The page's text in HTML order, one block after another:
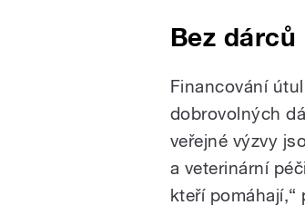
Bez
Financování
dobrovolných
veřejné výzvy
a veterinární
kteří pomáhají,“